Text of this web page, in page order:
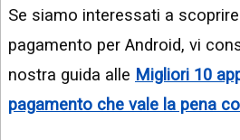
Se siamo interessati a
pagamento per Android, vi
nostra guida alle Migliori 10
pagamento che vale la pena